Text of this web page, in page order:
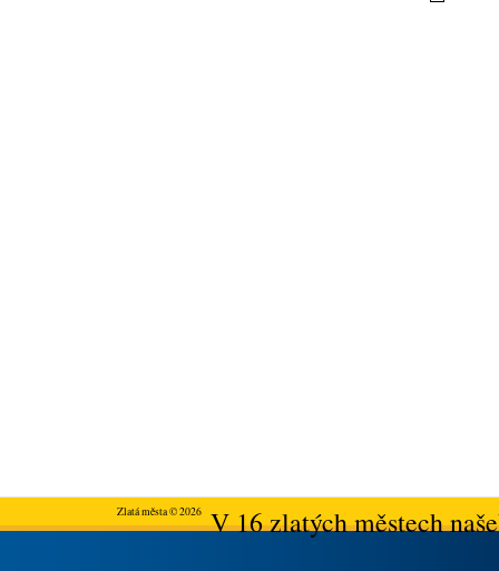
Zlatá města © 2026V 16 zlatých městech